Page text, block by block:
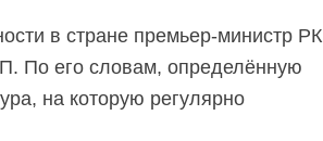
в стране премьер-министрРК
По его словам, определённую
на которую регулярно